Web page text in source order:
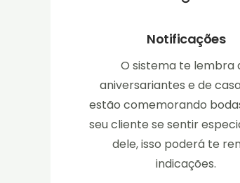
Notificações
O sistema te lembra
aniversariantes e de
estão comemorando
seu cliente se sentir
dele, isso poderá te
indicações.